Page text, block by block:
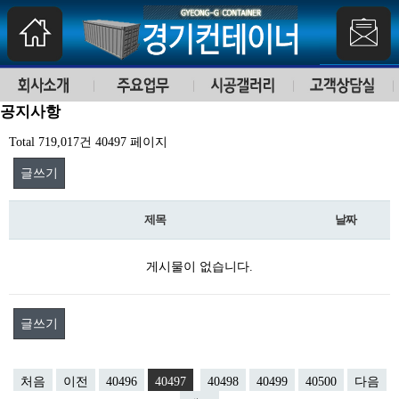
공지사항
Total 719,017건 40497 페이지
글쓰기
제목 날짜
게시물이 없습니다.
글쓰기
처음 이전 40496 40497 40498 40499 40500
다음